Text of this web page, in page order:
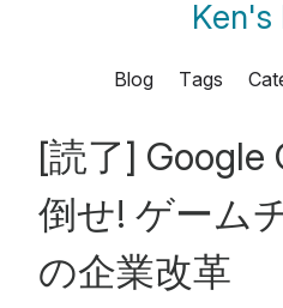
Ken's
Blog Tags
[読了] Google
倒せ! ゲーム
の企業改革